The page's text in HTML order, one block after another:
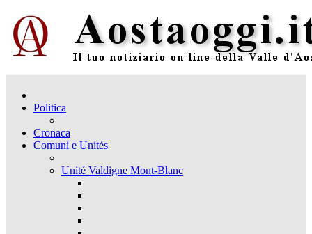
Politica
Cronaca
Comuni e Unités
Unité Valdigne Mont-Blanc